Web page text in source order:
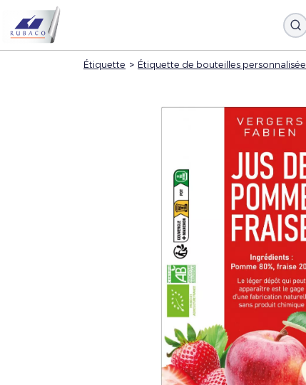
Étiquette > Étiquette de bouteilles personnalisée